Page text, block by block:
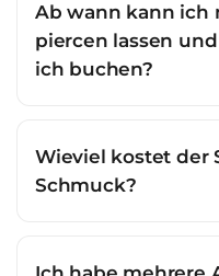
Ab wann kann ich
piercen lassen
ich buchen?
Wieviel kostet der
Schmuck?